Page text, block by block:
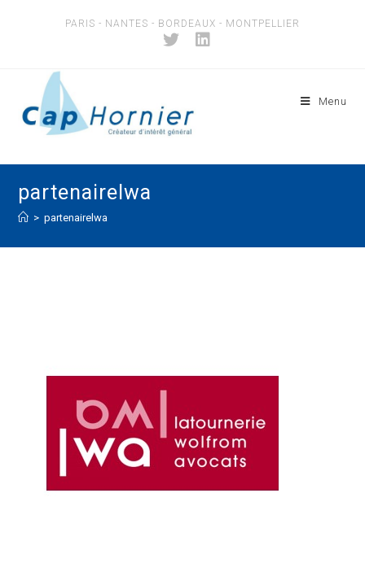
PARIS - NANTES - BORDEAUX - MONTPELLIER
Menu
partenairelwa
> partenairelwa